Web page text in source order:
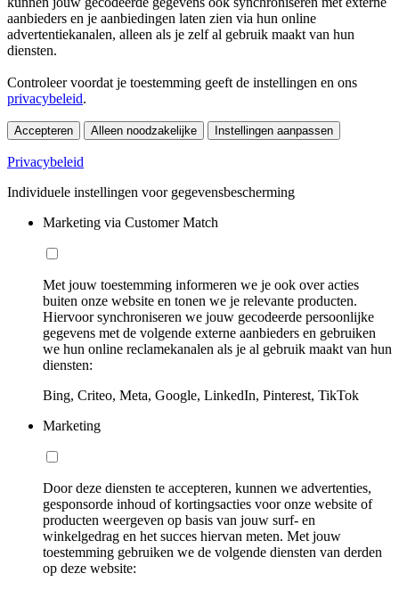
aanbieders en je aanbiedingen laten zien via hun online
advertentiekanalen, alleen als je zelf al gebruik maakt van hun
diensten.
Controleer voordat je toestemming geeft de instellingen en ons
privacybeleid.
Accepteren Alleen noodzakelijke Instellingen aanpassen
Privacybeleid
Individuele instellingen voor gegevensbescherming
Marketing via Customer Match
Met jouw toestemming informeren we je ook over acties
buiten onze website en tonen we je relevante producten.
Hiervoor synchroniseren we jouw gecodeerde persoonlijke
gegevens met de volgende externe aanbieders en gebruiken
we hun online reclamekanalen als je al gebruik maakt van hun
diensten:
Bing, Criteo, Meta, Google, LinkedIn, Pinterest, TikTok
Marketing
Door deze diensten te accepteren, kunnen we advertenties,
gesponsorde inhoud of kortingsacties voor onze website of
producten weergeven op basis van jouw surf- en
winkelgedrag en het succes hiervan meten. Met jouw
toestemming gebruiken we de volgende diensten van derden
op deze website: